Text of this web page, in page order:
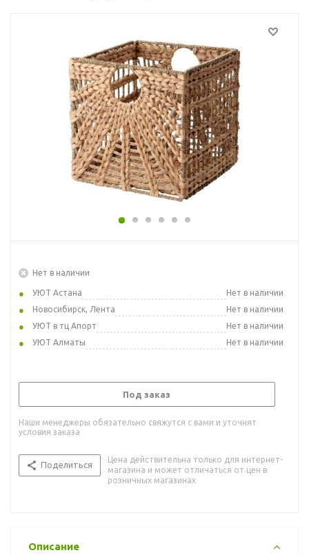
Нет в наличии
УЮТ Астана
Нет в наличии
Новосибирск, Лента
Нет в наличии
УЮТ в тц Апорт
Нет в наличии
УЮТ Алматы
Нет в наличии
Под заказ
Наши менеджеры обязательно свяжутся с вами и уточнят
условия заказа
Поделиться
Цена действительна только для интернет-
магазина и может отличаться от цен в
розничных магазинах
Описание